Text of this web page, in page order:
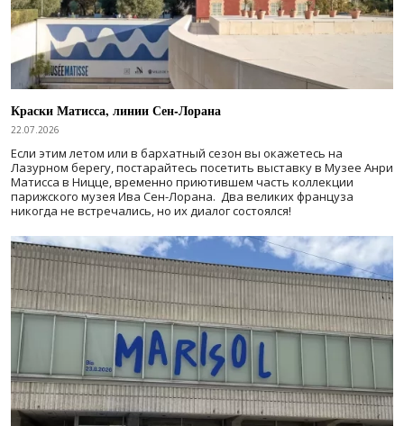
Краски Матисса, линии Сен-Лорана
22.07.2026
Если этим летом или в бархатный сезон вы окажетесь на
Лазурном берегу, постарайтесь посетить выставку в Музее Анри
Матисса в Ницце, временно приютившем часть коллекции
парижского музея Ива Сен-Лорана. Два великих француза
никогда не встречались, но их диалог состоялся!